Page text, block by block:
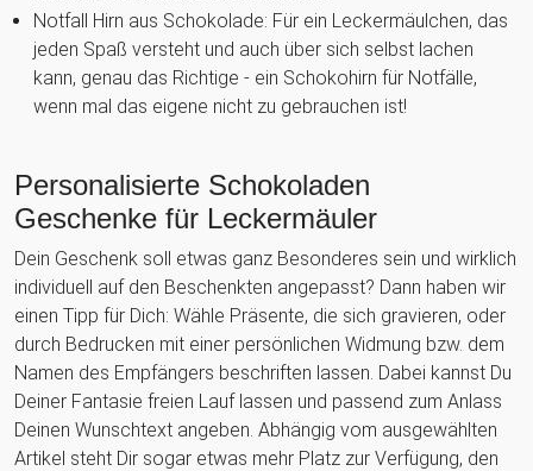
Notfall Hirn aus Schokolade: Für ein Leckermäulchen, das
jeden Spaß versteht und auch über sich selbst lachen
kann, genau das Richtige - ein Schokohirn für Notfälle,
wenn mal das eigene nicht zu gebrauchen ist!
Personalisierte Schokoladen
Geschenke für Leckermäuler
Dein Geschenk soll etwas ganz Besonderes sein und wirklich
individuell auf den Beschenkten angepasst? Dann haben wir
einen Tipp für Dich: Wähle Präsente, die sich gravieren, oder
durch Bedrucken mit einer persönlichen Widmung bzw. dem
Namen des Empfängers beschriften lassen. Dabei kannst Du
Deiner Fantasie freien Lauf lassen und passend zum Anlass
Deinen Wunschtext angeben. Abhängig vom ausgewählten
Artikel steht Dir sogar etwas mehr Platz zur Verfügung, den